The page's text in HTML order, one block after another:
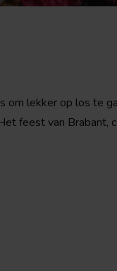
om lekker op los te
feest van Brabant,